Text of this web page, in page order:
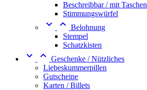
Beschreibbar / mit Taschen
Stimmungswürfel
  Belohnung
Stempel
Schatzkisten
  Geschenke / Nützliches
Liebeskummerpillen
Gutscheine
Karten / Billets